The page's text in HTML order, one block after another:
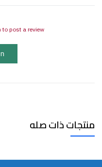
to post a review
منتجات ذات صله